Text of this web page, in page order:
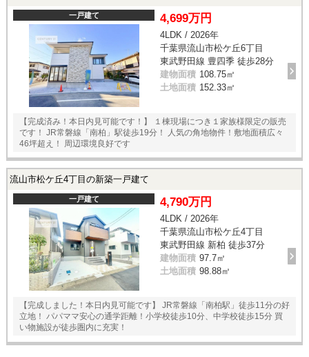
一戸建て 4,699万円
4LDK / 2026年
千葉県流山市松ケ丘6丁目
東武野田線 豊四季 徒歩28分
建物面積 108.75㎡
土地面積 152.33㎡
【完成済み！本日内見可能です！】 １棟現場につき１家族様限定の販売
です！ JR常磐線「南柏」駅徒歩19分！ 人気の角地物件！敷地面積広々
46坪超え！ 周辺環境良好です
流山市松ケ丘4丁目の新築一戸建て
一戸建て 4,790万円
4LDK / 2026年
千葉県流山市松ケ丘4丁目
東武野田線 新柏 徒歩37分
建物面積 97.7㎡
土地面積 98.88㎡
【完成しました！本日内見可能です】 JR常磐線「南柏駅」徒歩11分の好
立地！ パパママ安心の通学距離！小学校徒歩10分、中学校徒歩15分 買
い物施設が徒歩圏内に充実！